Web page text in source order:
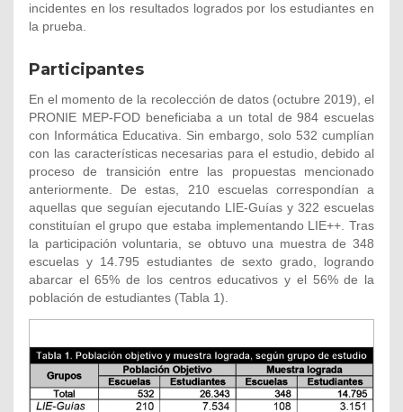
incidentes en los resultados logrados por los estudiantes en
la prueba.
Participantes
En el momento de la recolección de datos (octubre 2019), el
PRONIE MEP-FOD beneficiaba a un total de 984 escuelas
con Informática Educativa. Sin embargo, solo 532 cumplían
con las características necesarias para el estudio, debido al
proceso de transición entre las propuestas mencionado
anteriormente. De estas, 210 escuelas correspondían a
aquellas que seguían ejecutando LIE-Guías y 322 escuelas
constituían el grupo que estaba implementando LIE++. Tras
la participación voluntaria, se obtuvo una muestra de 348
escuelas y 14.795 estudiantes de sexto grado, logrando
abarcar el 65% de los centros educativos y el 56% de la
población de estudiantes (Tabla 1).